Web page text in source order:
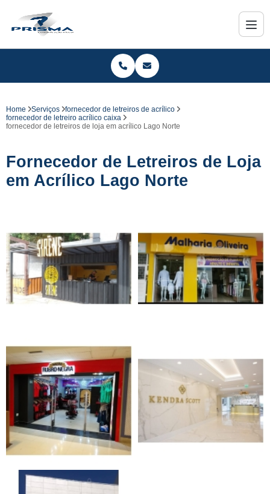
Home Serviços
fornecedor de letreiros de acrílico
fornecedor de letreiro acrílico caixa
fornecedor de letreiros de loja em acrílico Lago Norte
Fornecedor de Letreiros de Loja
em Acrílico Lago Norte